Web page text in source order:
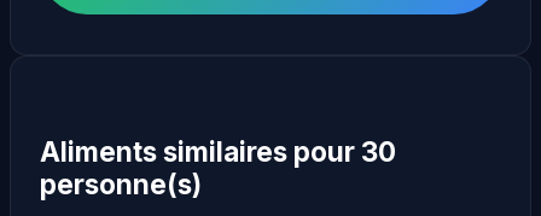
Aliments similaires pour 30
personne(s)